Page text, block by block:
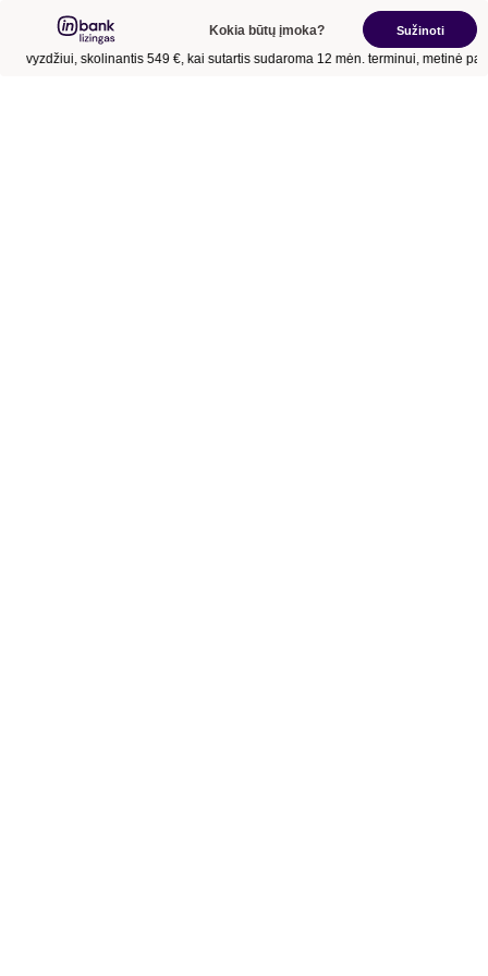
Sužinoti
Kokia būtų įmoka?
Pavyzdžiui, skolinantis549 €, kai sutartis sudaroma12 mėn.terminui, metinė